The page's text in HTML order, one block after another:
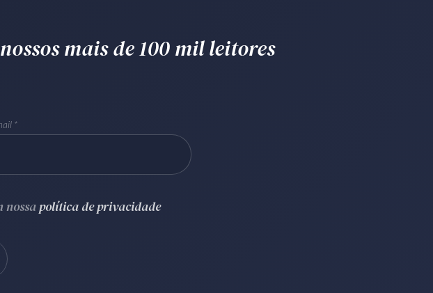
mais de 100 mil leitores
nossapolítica de privacidade